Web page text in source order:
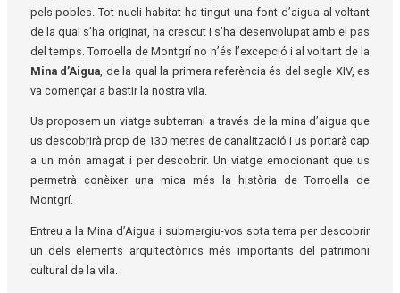
pels pobles. Tot nucli habitat ha tingut una font d’aigua al voltant
de la qual s’ha originat, ha crescut i s’ha desenvolupat amb el pas
del temps. Torroella de Montgrí no n’és l’excepció i al voltant de la
Mina d’Aigua , de la qual la primera referència és del segle XIV, es
va començar a bastir la nostra vila.
Us proposem un viatge subterrani a través de la mina d’aigua que
us descobrirà prop de 130 metres de canalització i us portarà cap
a un món amagat i per descobrir. Un viatge emocionant que us
permetrà conèixer una mica més la història de Torroella de
Montgrí.
Entreu a la Mina d’Aigua i submergiu-vos sota terra per descobrir
un dels elements arquitectònics més importants del patrimoni
cultural de la vila.